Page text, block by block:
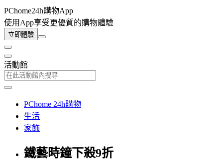
PChome24h購物App
使用App享受更優質的購物體驗
立即體驗
活動館
PChome 24h購物
生活
家飾
鐵藝時鐘下殺9折